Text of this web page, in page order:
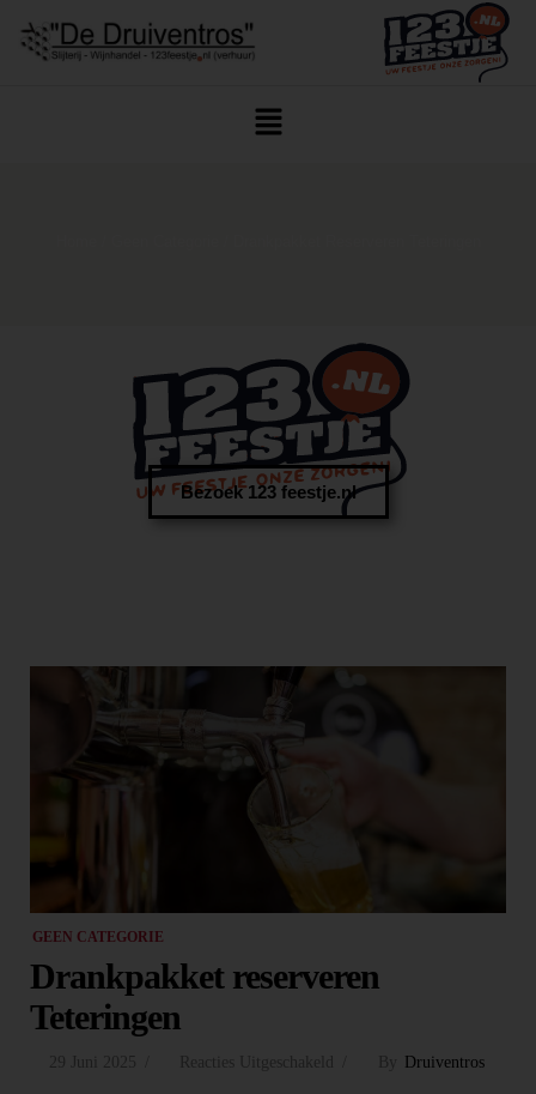
Bezoek 123 feestje.nl
GEEN CATEGORIE
Drankpakket reserveren
Teteringen
29 Juni 2025 By Druiventros
Reacties Uitgeschakeld